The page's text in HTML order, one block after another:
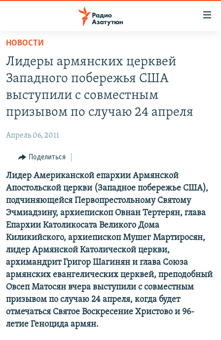
Перейти
основному
содержанию
основной
Перейти
поиску
НОВОСТИ
РЕГИОН
НАГОРНЫЙ КАРАБАХ
КУЛЬТУРА
АРХИВ
Հայերեն
English
Русский
Все сайты Радио Азатутюн
НОВОСТИ
Лидеры армянских церквей
Западного побережья США
выступили с совместным
призывом по случаю 24 апреля
Апрель 06, 2011
Поделиться
Лидер Американской епархии Армянской
Апостольской церкви (Западное побережье США),
подчиняющейся Первопрестольному Святому
Эчмиадзину, архиепископ Овнан Тертерян, глава
Епархии Католикосата Великого Дома
Киликийского, архиепископ Мушег Мартиросян,
лидер Армянской Католической церкви,
архимандрит Григор Шагинян и глава Союза
армянских евангелических церквей, преподобный
Овсеп Матосян вчера выступили с совместным
призывом по случаю 24 апреля, когда будет
отмечаться Святое Воскресение Христово и 96-
летие Геноцида армян.